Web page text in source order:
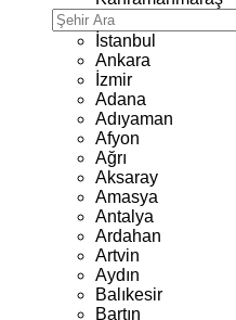
İstanbul
Ankara
İzmir
Adana
Adıyaman
Afyon
Ağrı
Aksaray
Amasya
Antalya
Ardahan
Artvin
Aydın
Balıkesir
Bartın